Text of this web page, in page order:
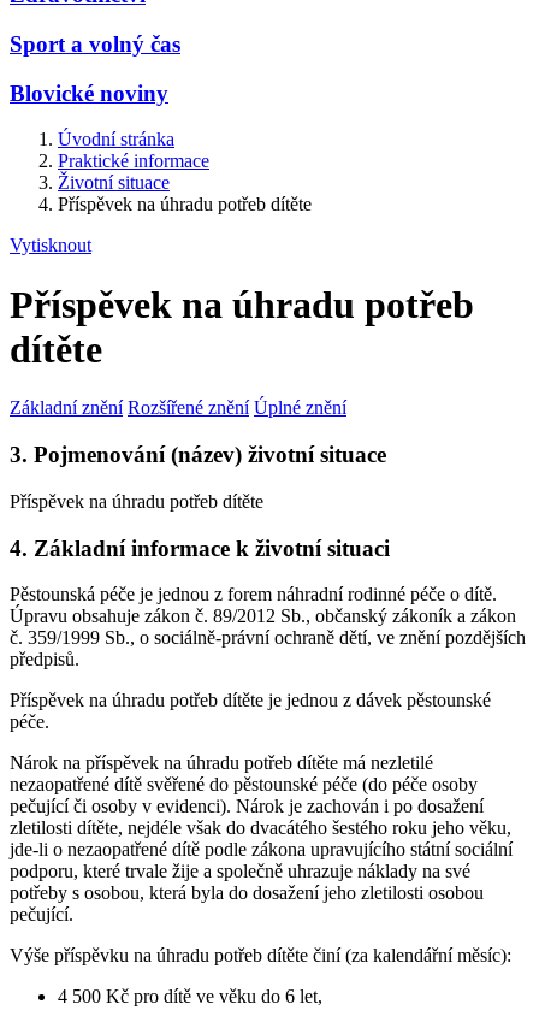
Sport a volný čas
Blovické noviny
Úvodní stránka
Praktické informace
Životní situace
Příspěvek na úhradu potřeb dítěte
Vytisknout
Příspěvek na úhradu potřeb
dítěte
Základní znění Rozšířené znění Úplné znění
3. Pojmenování (název) životní situace
Příspěvek na úhradu potřeb dítěte
4. Základní informace k životní situaci
Pěstounská péče je jednou z forem náhradní rodinné péče o dítě.
Úpravu obsahuje zákon č. 89/2012 Sb., občanský zákoník a zákon
č. 359/1999 Sb., o sociálně-právní ochraně dětí, ve znění pozdějších
předpisů.
Příspěvek na úhradu potřeb dítěte je jednou z dávek pěstounské
péče.
Nárok na příspěvek na úhradu potřeb dítěte má nezletilé
nezaopatřené dítě svěřené do pěstounské péče (do péče osoby
pečující či osoby v evidenci). Nárok je zachován i po dosažení
zletilosti dítěte, nejdéle však do dvacátého šestého roku jeho věku,
jde-li o nezaopatřené dítě podle zákona upravujícího státní sociální
podporu, které trvale žije a společně uhrazuje náklady na své
potřeby s osobou, která byla do dosažení jeho zletilosti osobou
pečující.
Výše příspěvku na úhradu potřeb dítěte činí (za kalendářní měsíc):
4 500 Kč pro dítě ve věku do 6 let,